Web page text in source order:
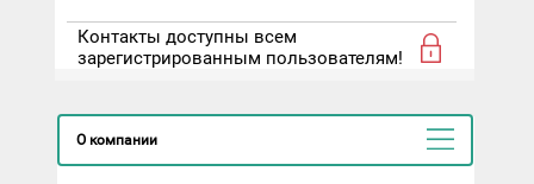
Контакты доступны всем
зарегистрированным пользователям!
О компании